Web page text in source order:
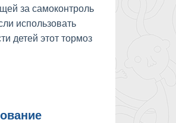
за самоконтроль
использовать
детей этот тормоз